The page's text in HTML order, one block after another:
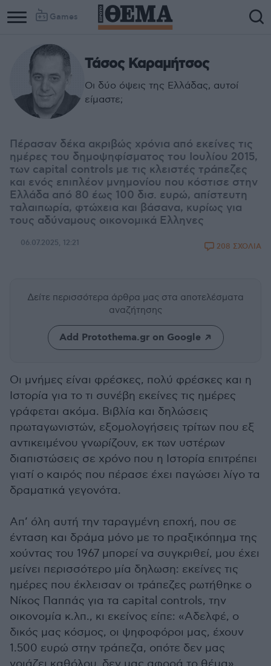
Games
Τάσος Καραμήτσος
Οι δύο όψεις της Ελλάδας, αυτοί
είμαστε;
Πέρασαν δέκα ακριβώς χρόνια από εκείνες τις
ημέρες του δημοψηφίσματος του Ιουλίου 2015,
των capital controls με τις κλειστές τράπεζες
και ενός επιπλέον μνημονίου που κόστισε στην
Ελλάδα από 80 έως 100 δισ. ευρώ, απίστευτη
ταλαιπωρία, φτώχεια και βάσανα, κυρίως για
τους αδύναμους οικονομικά Ελληνες
06.07.2025, 12:21 208 ΣΧΟΛΙΑ
Δείτε περισσότερα άρθρα μας στα αποτελέσματα
αναζήτησης
Add Protothema.gr on Google
Οι μνήμες είναι φρέσκες, πολύ φρέσκες και η
Ιστορία για το τι συνέβη εκείνες τις ημέρες
γράφεται ακόμα. Βιβλία και δηλώσεις
πρωταγωνιστών, εξομολογήσεις τρίτων που εξ
αντικειμένου γνωρίζουν, εκ των υστέρων
διαπιστώσεις σε χρόνο που η Ιστορία επιτρέπει
γιατί ο καιρός που πέρασε έχει παγώσει λίγο τα
δραματικά γεγονότα.
Απ’ όλη αυτή την ταραγμένη εποχή, που σε
ένταση και δράμα μόνο με το πραξικόπημα της
χούντας του 1967 μπορεί να συγκριθεί, μου έχει
μείνει περισσότερο μία δηλωση: εκείνες τις
ημέρες που έκλεισαν οι τράπεζες ρωτήθηκε ο
Νίκος Παππάς για τα capital controls, την
οικονομία κ.λπ., κι εκείνος είπε: «Αδελφέ, ο
δικός μας κόσμος, οι ψηφοφόροι μας, έχουν
1.500 ευρώ στην τράπεζα, οπότε δεν μας